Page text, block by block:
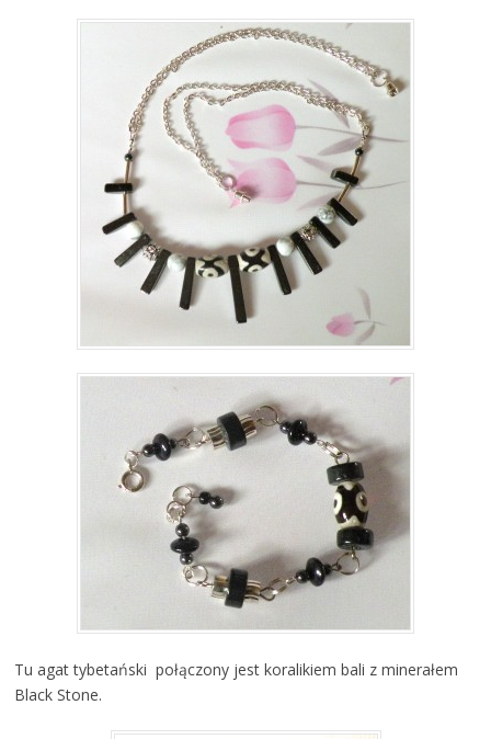
Tu agat tybetański połączony jest koralikiem bali z minerałem
Black Stone.